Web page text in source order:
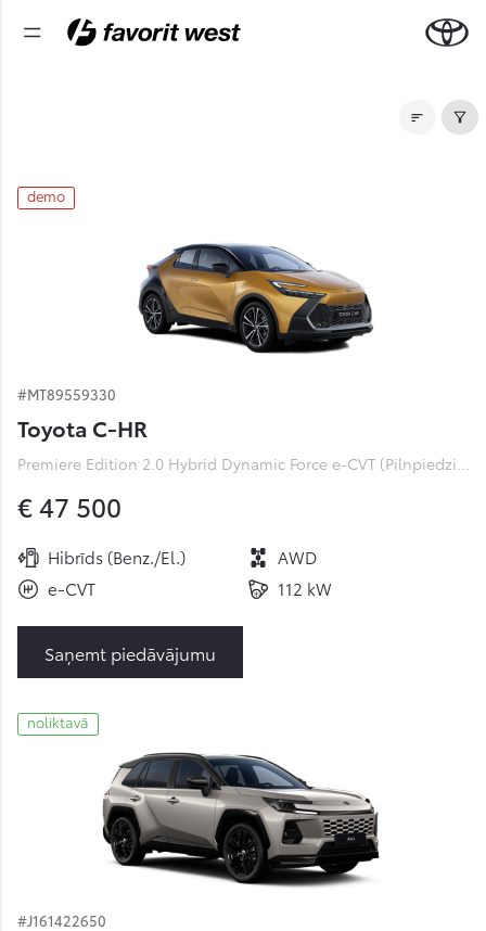
demo
#MT89559330
Toyota C-HR
Premiere Edition 2.0 Hybrid Dynamic Force e-CVT (Pilnpiedziņa) (112 kW)
€ 47 500
Hibrīds (Benz./El.)
AWD
e-CVT
112 kW
Saņemt piedāvājumu
noliktavā
#J161422650